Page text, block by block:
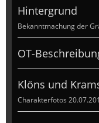
Hintergrund
Bekanntmachung der
OT-
Klöns und
Charakterfotos